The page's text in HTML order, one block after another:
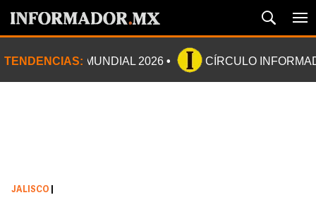
TENDENCIAS: MUNDIAL 2026 CÍRCULO
JALISCO